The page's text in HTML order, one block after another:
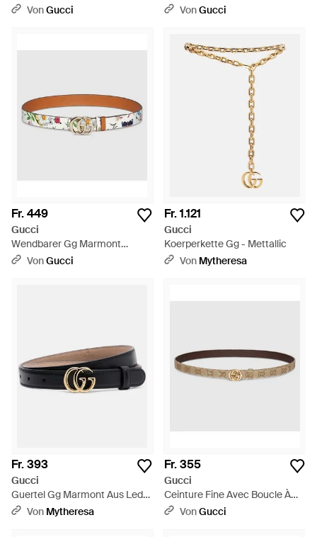
Horsebit-Schnalle, Größe 100 -
VonGucci
Marmont Gürtel, Größe 100 -
VonGucci
Fr. 449
Gucci
Wendbarer Gg Marmont
Gürtel, Größe 100 - Braun
VonGucci
Fr. 1.121
Gucci
Koerperkette Gg - Mettallic
Von Mytheresa
Fr. 393
Gucci
Guertel Gg Marmont Aus Leder
- Schwarz
Von Mytheresa
Fr. 355
Gucci
Ceinture Fine Avec Boucle À
Détail Gg Enlacés, Taille 100 -
VonGucci